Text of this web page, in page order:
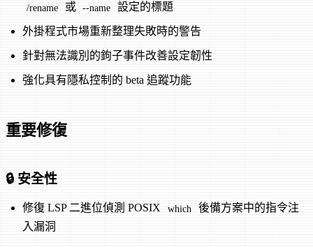
/rename 或 --name 設定的標題
外掛程式市場重新整理失敗時的警告
針對無法識別的鉤子事件改善設定韌性
強化具有隱私控制的 beta 追蹤功能
重要修復
🔒 安全性
修復 LSP 二進位偵測 POSIX which
後備方案中的指令注
入漏洞